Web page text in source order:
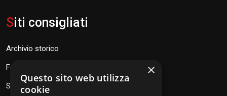
Siti consigliati
Archivio storico
Fondazione Don Orione
SEV Orione 84
×
Questo sito web utilizza
cookie